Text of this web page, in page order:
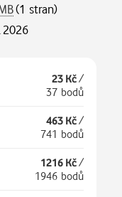
(1 stran)
2026
23 Kč/
37 bodů
463 Kč/
741 bodů
1216 Kč/
1946 bodů